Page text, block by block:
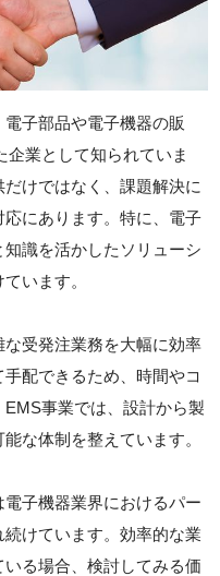
電子部品や電子機器の販
業として知られていま
けではなく、課題解決に
にあります。特に、電子
識を活かしたソリューシ
います。
受発注業務を大幅に効率
配できるため、時間やコ
事業では、設計から製
な体制を整えています。
子機器業界におけるパー
けています。効率的な業
る場合、検討してみる価